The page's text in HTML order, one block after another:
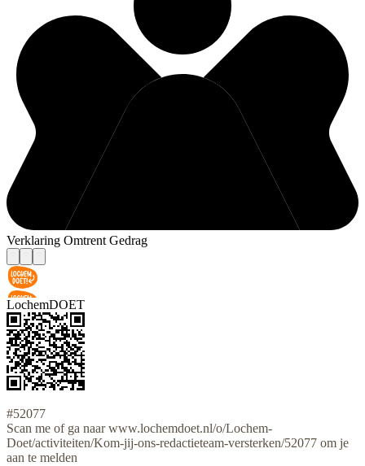
Verklaring Omtrent Gedrag
LochemDOET
#52077
Scan me of ga naar www.lochemdoet.nl/o/Lochem-
Doet/activiteiten/Kom-jij-ons-redactieteam-versterken/52077 om je
aan te melden